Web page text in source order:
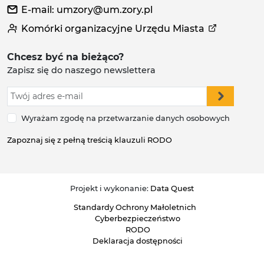
E-mail: umzory@um.zory.pl
Komórki organizacyjne Urzędu Miasta
Chcesz być na bieżąco?
Zapisz się do naszego newslettera
Wyrażam zgodę na przetwarzanie danych osobowych
Zapoznaj się z pełną treścią klauzuli RODO
Projekt i wykonanie: Data Quest
Standardy Ochrony Małoletnich
Cyberbezpieczeństwo
RODO
Deklaracja dostępności